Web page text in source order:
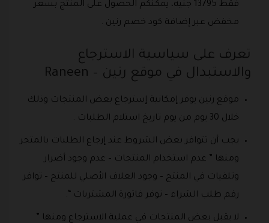
فقط 13795 جنيه، يمكنكم الحصول على المنتج بسعر
مخفض عبر إضافة كود خصم رنين .
تعرف على سياسية الاسترجاع
والاستبدال في موقع رنين – Raneen
موقع رنين يوفر إمكانية إسترجاع بعض المنتجات وذلك
خلال 30 يوم من يوم تاريخ استلام الطلبات .
يجب أن تتوافر بعض الشروط عند إرجاع الطلبات بالمتجر
ومنها ” عدم استخدام المنتجات – عدم وجود أضرار
وتلفيات في المنتج – وجود العلاف الأصلي للمنتج – توافر
رقم طلب الشراء – توفر فاتورة المشتريات “.
لا يقبل بعض المنتجات في عملية الاسترجاع ومنها ”